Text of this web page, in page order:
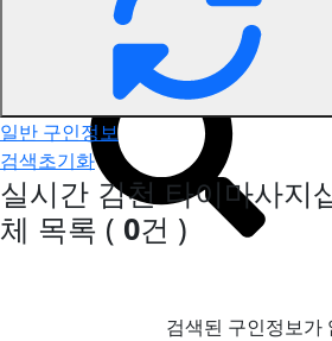
김천 타이마사지 구인정보
일반 구인정보
검색초기화
실시간 김천 타이마사지
체 목록 ( 0건 )
검색된 구인정보가